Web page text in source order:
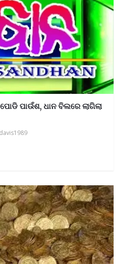
ପାଉଁଶ, ଧାନ ବିଲରେ ଲାଗିଲା